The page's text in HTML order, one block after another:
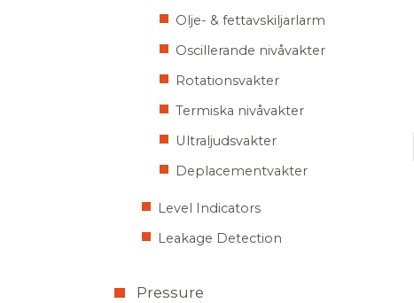
Olje- & fettavskiljarlarm
Oscillerande nivåvakter
Rotationsvakter
Termiska nivåvakter
Ultraljudsvakter
Deplacementvakter
Level Indicators
Leakage Detection
Pressure